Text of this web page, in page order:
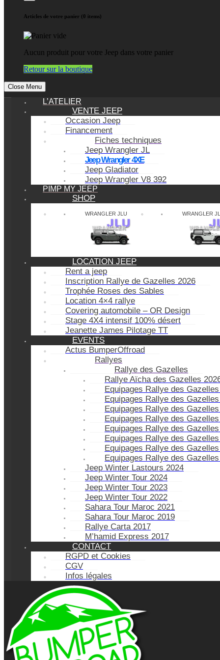
Articles de votre panier (0 items)
Aucun produit pour votre Jeep dans votre panier
Retour sur la boutique
Close Menu
L’ATELIER
VENTE JEEP
Occasion Jeep
Financement
Fiches techniques
Jeep Wrangler JL
Jeep Wrangler 4XE
Jeep Gladiator
Jeep Wrangler V8 392
PIMP MY JEEP
SHOP
WRANGLER JLU WRANGLER JL
LOCATION JEEP
Rent a jeep
Inscription Rallye de Gazelles 2026
Trophée Roses des Sables
Location 4×4 rallye
Covering automobile – OR Design
Stage 4X4 intensif 100% désert
Jeanette James Pilotage TT
EVENTS
Actus BumperOffroad
Rallyes
Rallye des Gazelles
Rallye Aïcha des Gazelles
Equipages Rallye des
Equipages Rallye des
Equipages Rallye des
Equipages Rallye des
Equipages Rallye des
Equipages Rallye des
Equipages Rallye des
Equipages Rallye des
Jeep Winter Lastours 2024
Jeep Winter Tour 2024
Jeep Winter Tour 2023
Jeep Winter Tour 2022
Sahara Tour Maroc 2021
Sahara Tour Maroc 2019
Rallye Carta 2017
M’hamid Express 2017
CONTACT
RGPD et Cookies
CGV
Infos légales